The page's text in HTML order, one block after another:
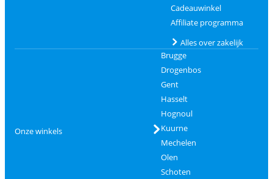
Cadeauwinkel
Affiliate programma
Alles over zakelijk
Onze winkels
Brugge
Drogenbos
Gent
Hasselt
Hognoul
Kuurne
Mechelen
Olen
Schoten